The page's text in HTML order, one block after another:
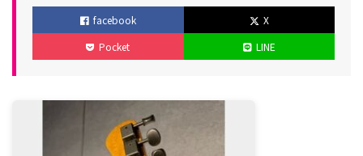
稿
日
更
新
facebook
X
Pocket
LINE